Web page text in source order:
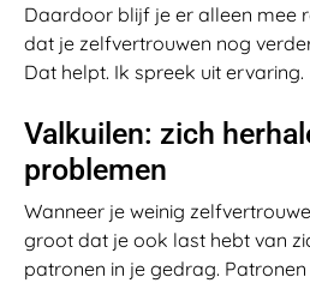
Daardoor blijf je er alleen mee
dat je zelfvertrouwen nog
Dat helpt. Ik spreek uit ervaring.
Valkuilen: zich
problemen
Wanneer je weinig
groot dat je ook last hebt van
patronen in je gedrag.